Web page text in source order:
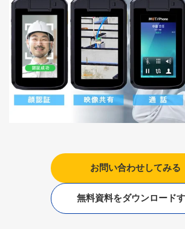
お問い合わせしてみる
無料資料をダウンロード